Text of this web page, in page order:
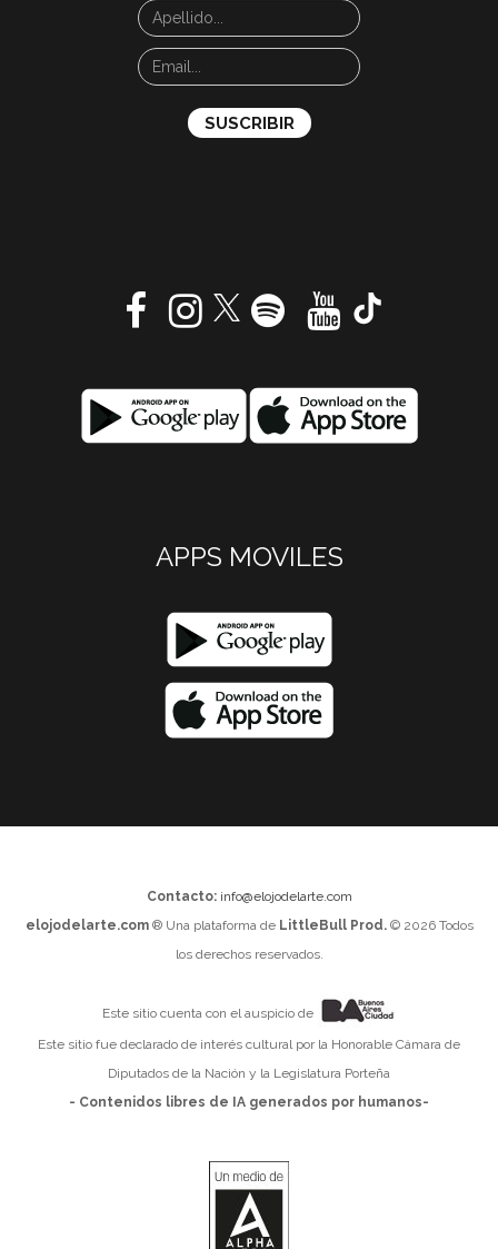
APPS MOVILES
Contacto: info@elojodelarte.com
elojodelarte.com® Una plataforma de LittleBull Prod.© 2026 Todos
los derechos reservados.
Este sitio cuenta con el auspicio de
Este sitio fue declarado de interés cultural por la Honorable Cámara de
Diputados de la Nación y la Legislatura Porteña
- Contenidos libres de IA generados por humanos-